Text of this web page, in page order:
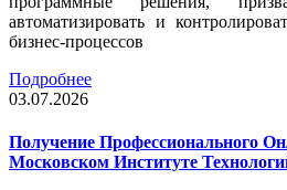
автоматизировать и
бизнес-процессов
Подробнее
03.07.2026
Получение Профессионального
Московском Институте